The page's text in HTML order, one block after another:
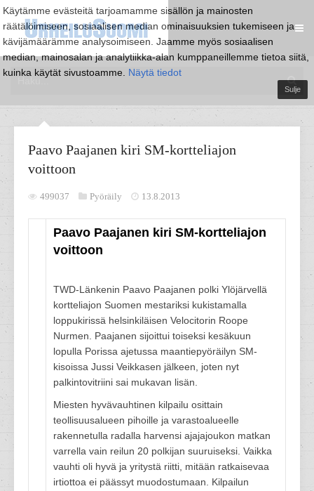
Käytämme evästeitä tarjoamamme sisällön ja mainosten
räätälöimiseen, sosiaalisen median ominaisuuksien tukemiseen ja
kävijämäärämme analysoimiseen. Jaamme myös sosiaalisen
median, mainosalan ja analytiikka-alan kumppaneillemme tietoa siitä,
kuinka käytät sivustoamme. Näytä tiedot
Sulje
Paavo Paajanen kiri SM-kortteliajon
voittoon
499037 Pyöräily 13.8.2013
Paavo Paajanen kiri SM-kortteliajon
voittoon
TWD-Länkenin Paavo Paajanen polki Ylöjärvellä
kortteliajon Suomen mestariksi kukistamalla
loppukirissä helsinkiläisen Velocitorin Roope
Nurmen. Paajanen sijoittui toiseksi kesäkuun
lopulla Porissa ajetussa maantiepyöräilyn SM-
kisoissa Jussi Veikkasen jälkeen, joten nyt
palkintovitriini sai mukavan lisän.
Miesten hyvävauhtinen kilpailu osittain
teollisuusalueen pihoille ja varastoalueelle
rakennetulla radalla harvensi ajajajoukon matkan
varrella vain reilun 20 polkijan suuruiseksi. Vaikka
vauhti oli hyvä ja yritystä riitti, mitään ratkaisevaa
irtiottoa ei päässyt muodostumaan. Kilpailun